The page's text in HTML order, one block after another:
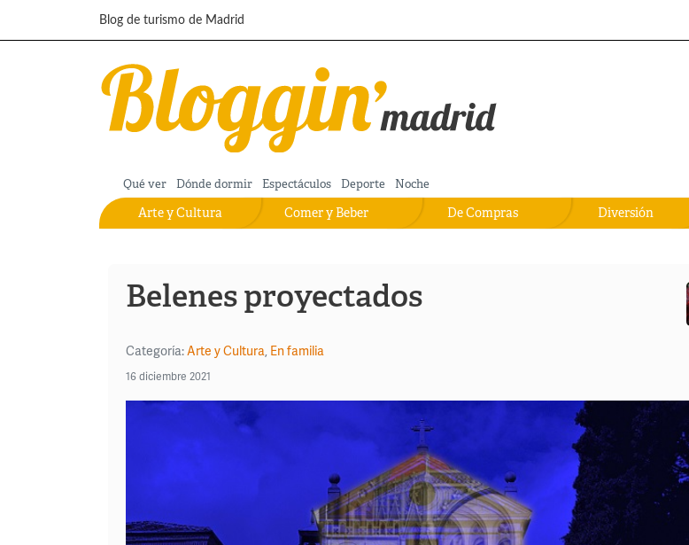
Pasar al contenido principal
Blog de turismo de Madrid
Qué ver Dónde dormir Espectáculos Deporte Noche
Diversión
De Compras
Comer y Beber
Arte y Cultura
Belenes proyectados
Categoría:Arte y Cultura, En familia
16 diciembre 2021